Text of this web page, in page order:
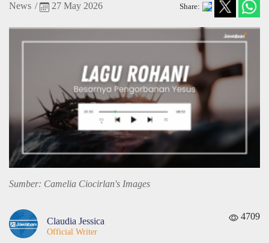
News / 27 May 2026 Share:
Sumber: Camelia Ciocirlan's Images
Claudia Jessica
Official Writer
4709